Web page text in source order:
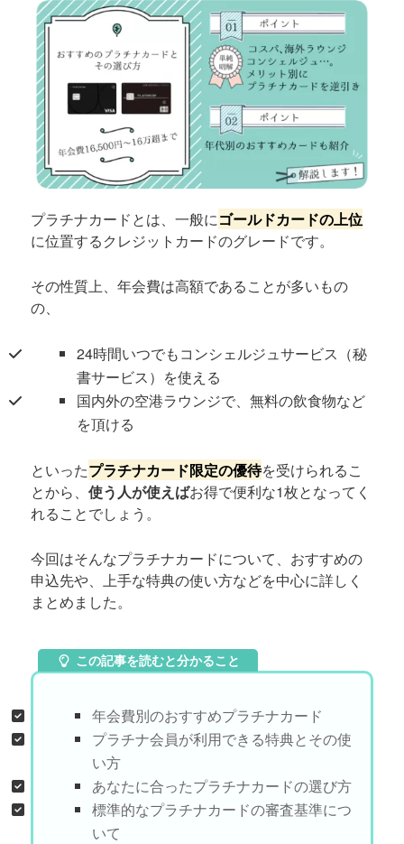
プラチナカードとは、一般にゴールドカードの上位
に位置するクレジットカードのグレードです。
その性質上、年会費は高額であることが多いもの
の、
24時間いつでもコンシェルジュサービス（秘
書サービス）を使える
国内外の空港ラウンジで、無料の飲食物など
を頂ける
といったプラチナカード限定の優待を受けられるこ
とから、使う人が使えばお得で便利な1枚となってく
れることでしょう。
今回はそんなプラチナカードについて、おすすめの
申込先や、上手な特典の使い方などを中心に詳しく
まとめました。
この記事を読むと分かること
年会費別のおすすめプラチナカード
プラチナ会員が利用できる特典とその使
い方
あなたに合ったプラチナカードの選び方
標準的なプラチナカードの審査基準につ
いて